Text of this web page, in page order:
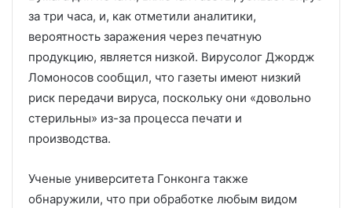
за три часа, и, как отметили аналитики,
вероятность заражения через печатную
продукцию, является низкой. Вирусолог Джордж
Ломоносов сообщил, что газеты имеют низкий
риск передачи вируса, поскольку они «довольно
стерильны» из-за процесса печати и
производства.
Ученые университета Гонконга также
обнаружили, что при обработке любым видом